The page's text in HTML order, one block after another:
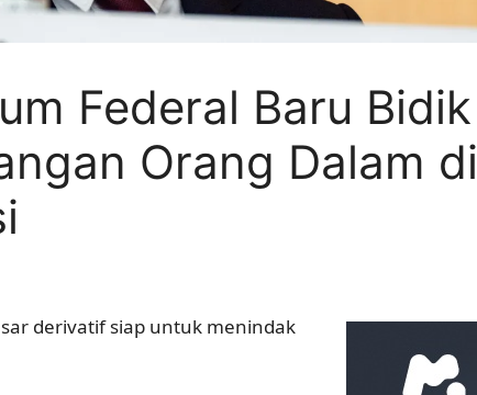
Federal Baru Bidik
Orang Dalam di
derivatif siap untuk menindak